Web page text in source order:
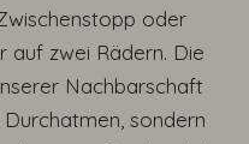
oder
auf zwei Rädern. Die
Nachbarschaft
sondern